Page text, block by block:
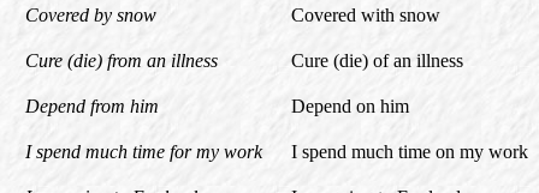
Covered by snow Covered with snow
Cure (die) from an illness Cure (die) of an illness
Depend from him Depend on him
I spend much time for my work I spend much time on my work